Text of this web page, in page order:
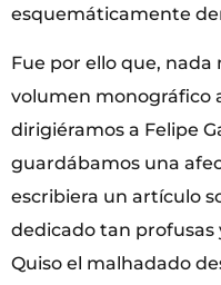
esquemáticamente
Fue por ello que,
volumen monográfico
dirigiéramos a Felipe
guardábamos una
escribiera un artículo
dedicado tan profusas
Quiso el malhadado